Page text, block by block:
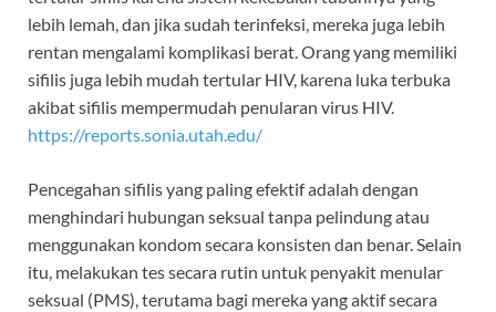
lebih lemah, dan jika sudah terinfeksi, mereka juga lebih
rentan mengalami komplikasi berat. Orang yang memiliki
sifilis juga lebih mudah tertular HIV, karena luka terbuka
akibat sifilis mempermudah penularan virus HIV.
https://reports.sonia.utah.edu/
Pencegahan sifilis yang paling efektif adalah dengan
menghindari hubungan seksual tanpa pelindung atau
menggunakan kondom secara konsisten dan benar. Selain
itu, melakukan tes secara rutin untuk penyakit menular
seksual (PMS), terutama bagi mereka yang aktif secara